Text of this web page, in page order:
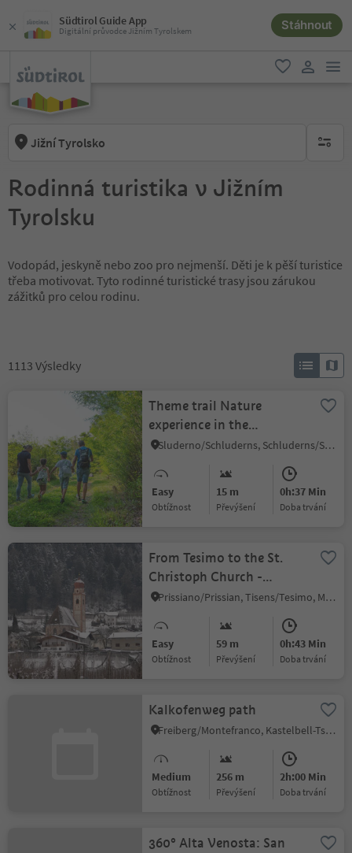
Südtirol Guide App
Digitální průvodce Jižním Tyrolskem Stáhnout
oblíbené
Jižní Tyrolsko brak
Rodinná turistika v Jižním
Tyrolsku
Vodopád, jeskyně nebo zoo pro nejmenší. Děti je k pěší turistice
třeba motivovat. Tyto rodinné turistické trasy jsou zárukou
zážitků pro celou rodinu.
1113 Výsledky
Theme trail Nature
experience in the
Schludernser Au
Sluderno/Schluderns, Schluderns/Sluderno, Vinschgau/Val Venosta
Easy
Obtížnost
15 m
Převýšení
0h:37 Min
doba trvání
From Tesimo to the St.
Christoph Church -
Circular Hike at winter
Prissiano/Prissian, Tisens/Tesimo, Meran/Merano and environs
Easy
Obtížnost
59 m
Převýšení
0h:43 Min
doba trvání
Kalkofenweg path
Freiberg/Montefranco, Kastelbell-Tschars/Castelbello-Ciardes, Vinschgau/Val Venosta
Medium
Obtížnost
256 m
Převýšení
2h:00 Min
doba trvání
360° Alta Venosta: San